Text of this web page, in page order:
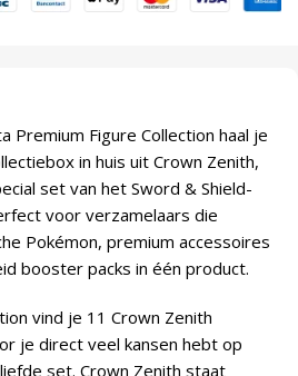
Premium Figure Collection haal je
in huis uit Crown Zenith,
set van het Sword & Shield-
voor verzamelaars die
Pokémon, premium accessoires
booster packs in één product.
vind je 11 Crown Zenith
je direct veel kansen hebt op
set. Crown Zenith staat